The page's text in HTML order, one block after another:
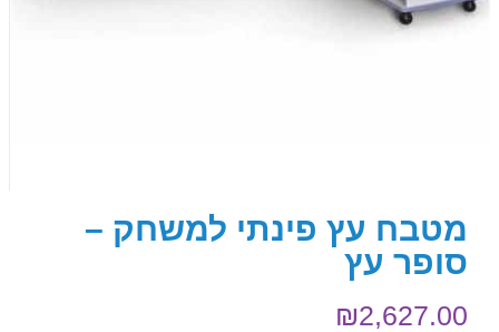
מטבח עץ פינתי למשחק –
סופר עץ
₪2,627.00